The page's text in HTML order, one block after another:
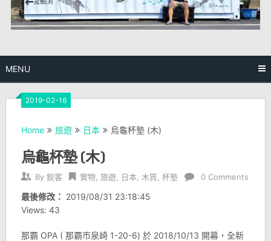
MENU
2019-02-16
Home 旅遊 日本 烏龜杯墊 (木)
烏龜杯墊 (木)
By 銳客 實物, 旅遊, 日本, 木質, 杯墊 0 Comments
最後修改： 2019/08/31 23:18:45
Views: 43
那霸 OPA ( 那霸市泉崎 1-20-6) 於 2018/10/13 開幕，全新